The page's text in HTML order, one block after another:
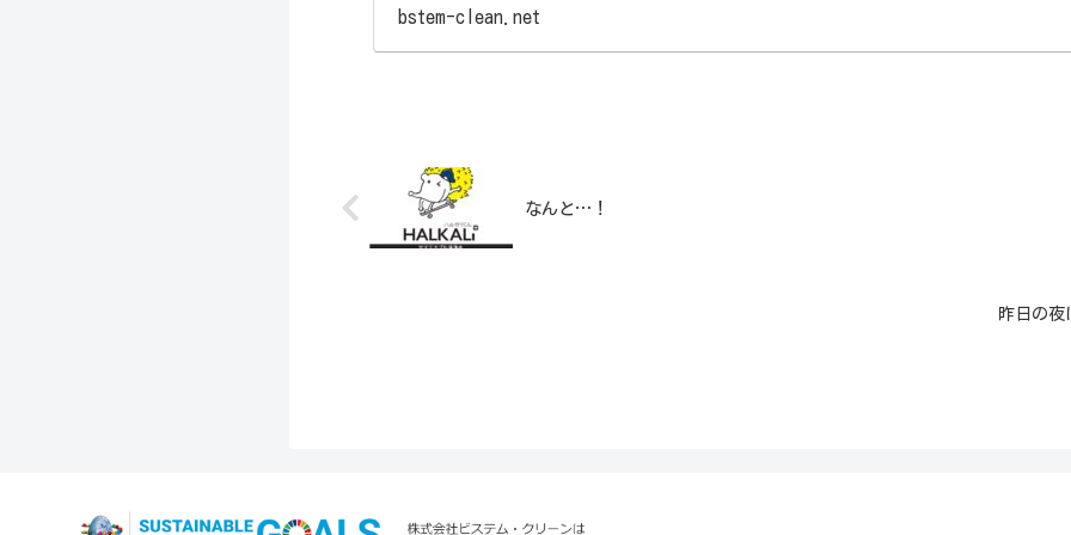
bstem-clean.net
なんと…！
昨日の夜